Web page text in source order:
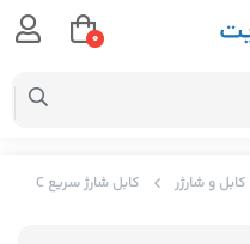
کابل و شارژر کابل شارژ سریع Type-C به iP بیسوس Baseus Waterdrop Cable Type-C to iP PD CATLRD-01 با توان 18 وات و طول 1.3 متر
0